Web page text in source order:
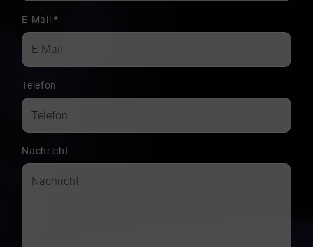
E-Mail *
Telefon
Nachricht